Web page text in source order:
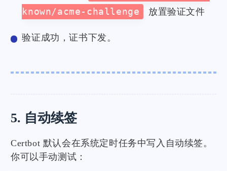
known/acme-challenge 放置验证文件
验证成功，证书下发。
5. 自动续签
Certbot 默认会在系统定时任务中写入自动续签。
你可以手动测试：